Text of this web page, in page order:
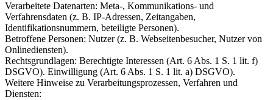
Verarbeitete Datenarten: Meta-, Kommunikations- und
Verfahrensdaten (z. B. IP-Adressen, Zeitangaben,
Identifikationsnummern, beteiligte Personen).
Betroffene Personen: Nutzer (z. B. Webseitenbesucher, Nutzer von
Onlinediensten).
Rechtsgrundlagen: Berechtigte Interessen (Art. 6 Abs. 1 S. 1 lit. f)
DSGVO). Einwilligung (Art. 6 Abs. 1 S. 1 lit. a) DSGVO).
Weitere Hinweise zu Verarbeitungsprozessen, Verfahren und
Diensten: